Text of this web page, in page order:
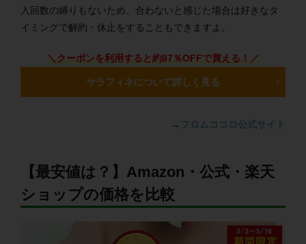
入回数の縛りもないため、合わないと感じた場合は好きなタ
イミングで解約・休止をすることもできますよ。
＼クーポンを利用すると約87％OFFで買える！／
サラフィネについて詳しく見る
→ フロムココロ公式サイト
【最安値は？】Amazon・公式・楽天
ショップの価格を比較